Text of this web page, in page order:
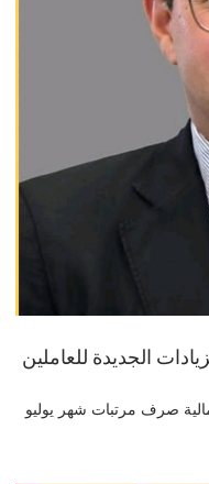
الجديدة للعاملين
صرف مرتبات شهر يوليو